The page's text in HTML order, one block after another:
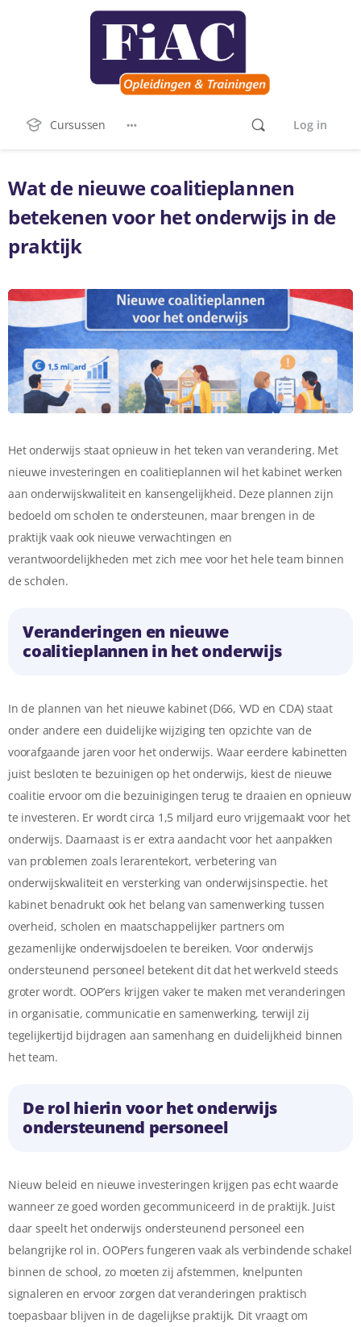
Cursussen Log in
Wat de nieuwe coalitieplannen
betekenen voor het onderwijs in de
praktijk
Het onderwijs staat opnieuw in het teken van verandering. Met
nieuwe investeringen en coalitieplannen wil het kabinet werken
aan onderwijskwaliteit en kansengelijkheid. Deze plannen zijn
bedoeld om scholen te ondersteunen, maar brengen in de
praktijk vaak ook nieuwe verwachtingen en
verantwoordelijkheden met zich mee voor het hele team binnen
de scholen.
Veranderingen en nieuwe
coalitieplannen in het onderwijs
In de plannen van het nieuwe kabinet (D66, VVD en CDA) staat
onder andere een duidelijke wijziging ten opzichte van de
voorafgaande jaren voor het onderwijs. Waar eerdere kabinetten
juist besloten te bezuinigen op het onderwijs, kiest de nieuwe
coalitie ervoor om die bezuinigingen terug te draaien en opnieuw
te investeren. Er wordt circa 1,5 miljard euro vrijgemaakt voor het
onderwijs. Daarnaast is er extra aandacht voor het aanpakken
van problemen zoals lerarentekort, verbetering van
onderwijskwaliteit en versterking van onderwijsinspectie. het
kabinet benadrukt ook het belang van samenwerking tussen
overheid, scholen en maatschappelijker partners om
gezamenlijke onderwijsdoelen te bereiken. Voor onderwijs
ondersteunend personeel betekent dit dat het werkveld steeds
groter wordt. OOP’ers krijgen vaker te maken met veranderingen
in organisatie, communicatie en samenwerking, terwijl zij
tegelijkertijd bijdragen aan samenhang en duidelijkheid binnen
het team.
De rol hierin voor het onderwijs
ondersteunend personeel
Nieuw beleid en nieuwe investeringen krijgen pas echt waarde
wanneer ze goed worden gecommuniceerd in de praktijk. Juist
daar speelt het onderwijs ondersteunend personeel een
belangrijke rol in. OOP’ers fungeren vaak als verbindende schakel
binnen de school, zo moeten zij afstemmen, knelpunten
signaleren en ervoor zorgen dat veranderingen praktisch
toepasbaar blijven in de dagelijkse praktijk. Dit vraagt om